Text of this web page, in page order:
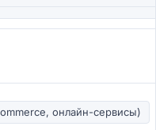
онлайн-сервисы)